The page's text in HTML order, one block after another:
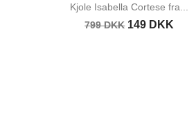
Kjole Isabella Cortese fra...
799 DKK 149 DKK